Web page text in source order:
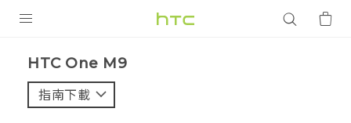
VIVE
HTC One M9‎
指南下載